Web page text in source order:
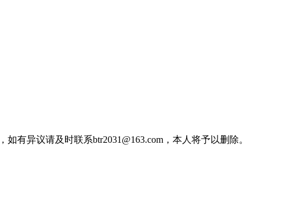
有异议请及时联系btr2031@163.com，本人将予以删除。